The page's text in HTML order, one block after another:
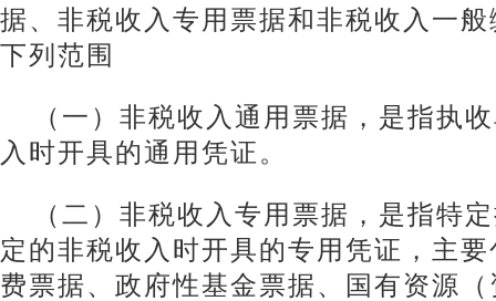
据、非税收入专用票据和非税收入一
下列范围
（一）非税收入通用票据，是指执
入时开具的通用凭证。
（二）非税收入专用票据，是指特
定的非税收入时开具的专用凭证，主
费票据、政府性基金票据、国有资源